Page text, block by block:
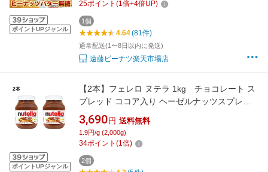
ポイントUPジャンル
25ポイント (1倍+4倍UP)
1個
4.64(81件)
通常配送(1〜8日以内に発送)
遠藤ピーナツ楽天市場店
ポイントUPジャンル
【2本】フェレロ ヌテラ 1kg チョコレート ス
プレッド ココア入り ヘーゼルナッツスプレッ
ド チョコ ヘーゼルナッツ チョコレートスプレ
ッド チョコスプレッド ぺースト クリーム 大容
量 Ferrero Nutella
3,690 円 送料無料
1.9円/g (2,000g)
34ポイント (1倍)
2個